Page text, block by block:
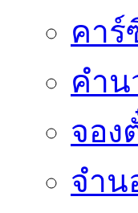
คาร์
คำ
จอง
จำน